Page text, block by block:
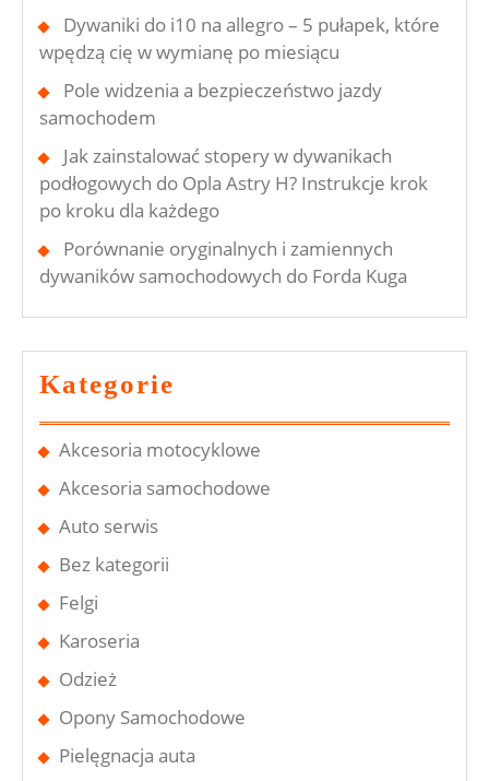
Dywaniki do i10 na allegro – 5 pułapek, które
wpędzą cię w wymianę po miesiącu
Pole widzenia a bezpieczeństwo jazdy
samochodem
Jak zainstalować stopery w dywanikach
podłogowych do Opla Astry H? Instrukcje krok
po kroku dla każdego
Porównanie oryginalnych i zamiennych
dywaników samochodowych do Forda Kuga
Kategorie
Akcesoria motocyklowe
Akcesoria samochodowe
Auto serwis
Bez kategorii
Felgi
Karoseria
Odzież
Opony Samochodowe
Pielęgnacja auta